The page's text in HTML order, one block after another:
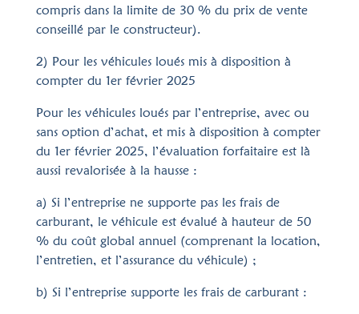
compris dans la limite de 30 % du prix de vente
conseillé par le constructeur).
2) Pour les véhicules loués mis à disposition à
compter du 1er février 2025
Pour les véhicules loués par l’entreprise, avec ou
sans option d’achat, et mis à disposition à compter
du 1er février 2025, l’évaluation forfaitaire est là
aussi revalorisée à la hausse :
a) Si l’entreprise ne supporte pas les frais de
carburant, le véhicule est évalué à hauteur de 50
% du coût global annuel (comprenant la location,
l’entretien, et l’assurance du véhicule) ;
b) Si l’entreprise supporte les frais de carburant :